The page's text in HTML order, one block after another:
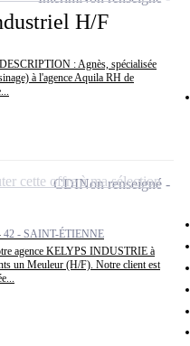
H/F
: Agnès, spécialisée
à l'agence Aquila RH de
42 - SAINT-ÉTIENNE
agence KELYPS INDUSTRIE à
un Meuleur (H/F). Notre client est
CDINon renseigné
cette offre à ma sélection